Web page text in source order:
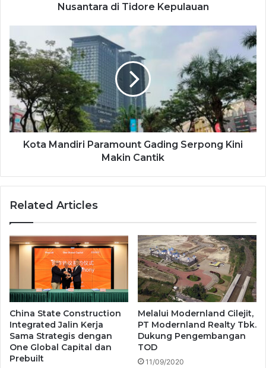
Nusantara di Tidore Kepulauan
Kota Mandiri Paramount Gading Serpong Kini
Makin Cantik
Related Articles
China State Construction
Integrated Jalin Kerja
Sama Strategis dengan
One Global Capital dan
Prebuilt
Melalui Modernland Cilejit,
PT Modernland Realty Tbk.
Dukung Pengembangan
TOD
11/09/2020